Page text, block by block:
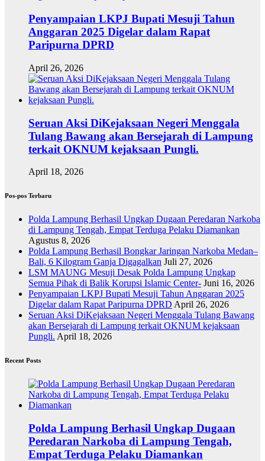
Penyampaian LKPJ Bupati Mesuji Tahun
Anggaran 2025 Digelar dalam Rapat
Paripurna DPRD
April 26, 2026
Seruan Aksi DiKejaksaan Negeri Menggala
Tulang Bawang akan Bersejarah di Lampung
terkait OKNUM kejaksaan Pungli.
April 18, 2026
Pos-pos Terbaru
Polda Lampung Berhasil Ungkap Dugaan Peredaran Narkoba
di Lampung Tengah, Empat Terduga Pelaku Diamankan
Agustus 8, 2026
Polda Lampung Berhasil Bongkar Jaringan Narkoba Medan–
Bali, 6 Kilogram Ganja Digagalkan Juli 27, 2026
LSM MAUNG Mesuji Desak Polda Lampung Ungkap
Semua Pihak di Balik Korupsi Islamic Center- Juni 16, 2026
Penyampaian LKPJ Bupati Mesuji Tahun Anggaran 2025
Digelar dalam Rapat Paripurna DPRD April 26, 2026
Seruan Aksi DiKejaksaan Negeri Menggala Tulang Bawang
akan Bersejarah di Lampung terkait OKNUM kejaksaan
Pungli. April 18, 2026
Recent Posts
Polda Lampung Berhasil Ungkap Dugaan
Peredaran Narkoba di Lampung Tengah,
Empat Terduga Pelaku Diamankan